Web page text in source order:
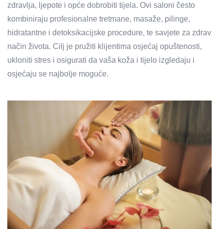
zdravlja, ljepote i opće dobrobiti tijela. Ovi saloni često
kombiniraju profesionalne tretmane, masaže, pilinge,
hidratantne i detoksikacijske procedure, te savjete za zdrav
način života. Cilj je pružiti klijentima osjećaj opuštenosti,
ukloniti stres i osigurati da vaša koža i tijelo izgledaju i
osjećaju se najbolje moguće.